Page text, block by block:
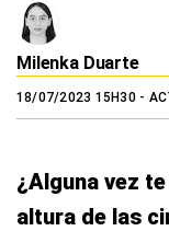
Milenka Duarte
18/07/2023 15H30-
¿Alguna vez
altura de las